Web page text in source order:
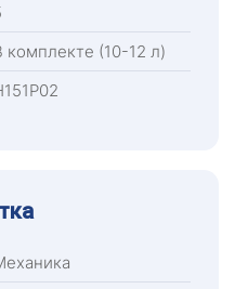
комплекте (10-12 л)